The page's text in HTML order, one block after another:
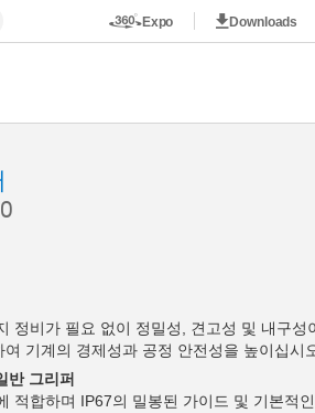
Expo Downloads
정비가 필요 없이 정밀성, 견고성 및 내구성
기계의 경제성과 공정 안전성을 높이십시
반 그리퍼
적합하며 IP67의 밀봉된 가이드 및 기본적